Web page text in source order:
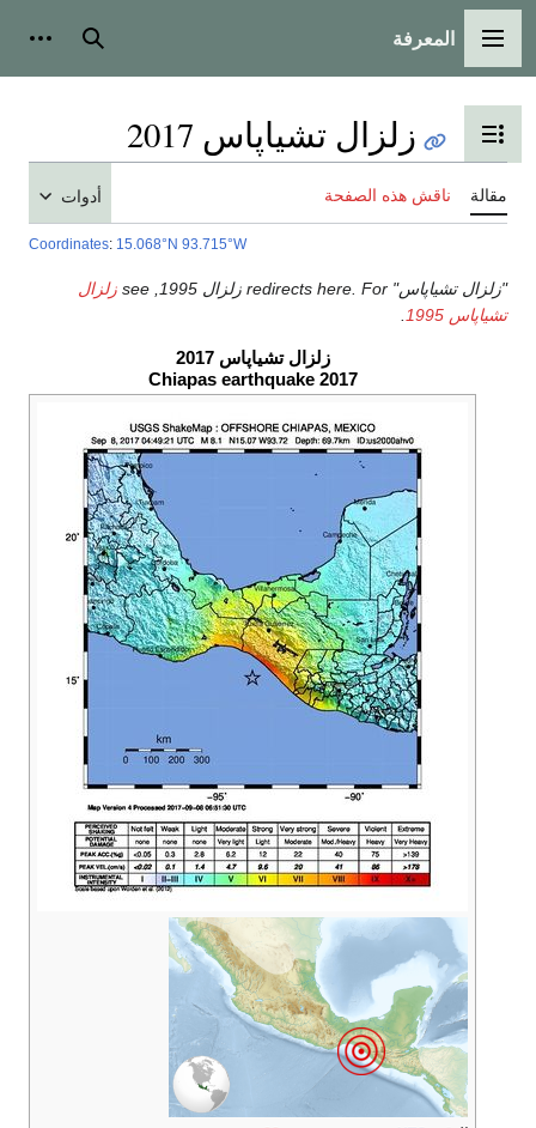
القائمة الرئيسية
المعرفة بحث
تبديل عرض جدول المحتويات
زلزال تشياپاس 2017
مقالة ناقش هذه الصفحة أدوات
Coordinates: 15.068°N 93.715°W
"زلزال تشياپاس" redirects here. For زلزال 1995, see
زلزال
تشياپاس 1995
زلزال تشياپاس 2017
2017 Chiapas earthquake